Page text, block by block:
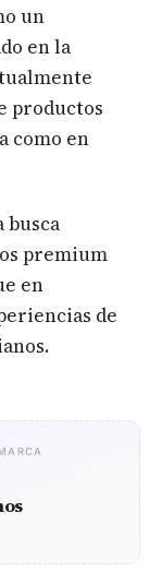
un
en la
productos
como en
busca
premium
en
de